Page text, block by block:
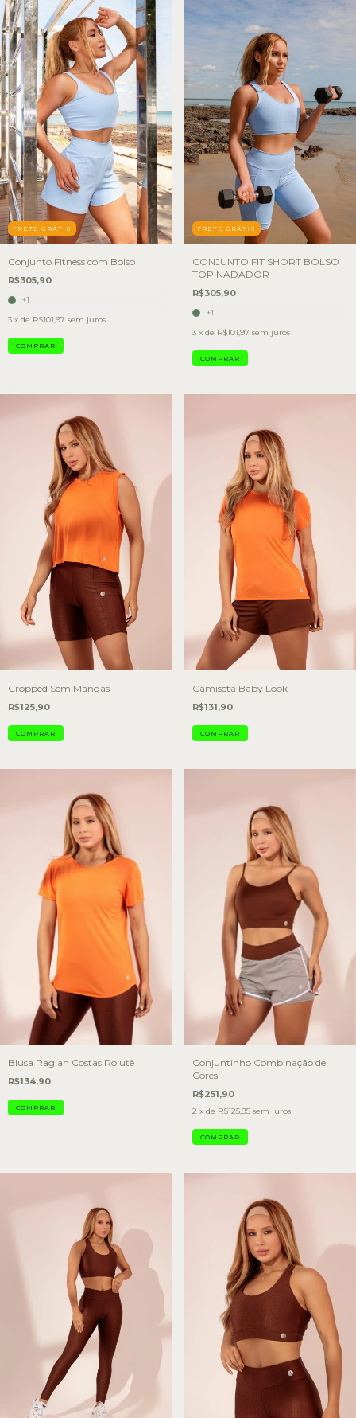
FRETE GRÁTIS
Conjunto Fitness com Bolso
R$305,90
+1
3 x de R$101,97 sem juros
COMPRAR
FRETE GRÁTIS
CONJUNTO FIT SHORT BOLSO
TOP NADADOR
R$305,90
+1
3 x de R$101,97 sem juros
COMPRAR
Cropped Sem Mangas
R$125,90
COMPRAR
Camiseta Baby Look
R$131,90
COMPRAR
Blusa Raglan Costas Rolutê
R$134,90
COMPRAR
Conjuntinho Combinação de
Cores
R$251,90
2 x de R$125,95 sem juros
COMPRAR